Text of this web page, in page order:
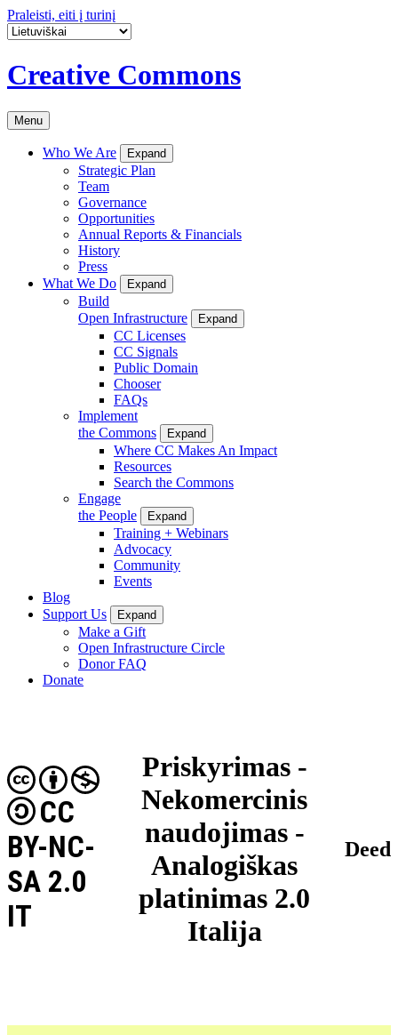
Praleisti, eiti į turinį
Creative Commons
Menu
Who We Are Expand
Strategic Plan
Team
Governance
Opportunities
Annual Reports & Financials
History
Press
What We Do
Expand
Build
Open Infrastructure
Expand
CC Licenses
CC Signals
Public Domain
Chooser
FAQs
Implement
the Commons
Expand
Where CC Makes An Impact
Resources
Search the Commons
Engage
the People
Expand
Training + Webinars
Advocacy
Community
Events
Blog
Support Us
Expand
Make a Gift
Open Infrastructure Circle
Donor FAQ
Donate
Priskyrimas -
Nekomercinis
naudojimas -
Analogiškas
platinimas 2.0
Italija
CC
BY-NC-
SA 2.0
IT
Deed